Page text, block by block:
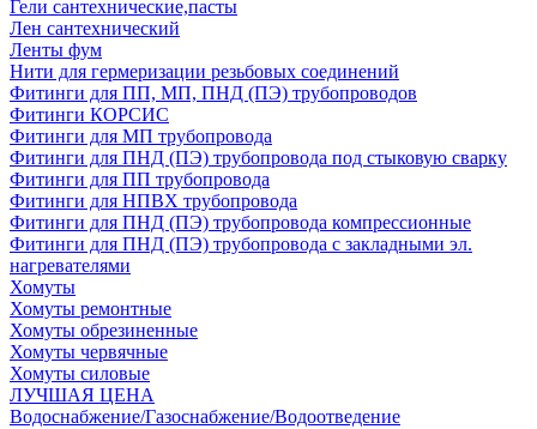
Гели сантехнические,пасты
Лен сантехнический
Ленты фум
Нити для гермеризации резьбовых соединений
Фитинги для ПП, МП, ПНД (ПЭ) трубопроводов
Фитинги КОРСИС
Фитинги для МП трубопровода
Фитинги для ПНД (ПЭ) трубопровода под стыковую сварку
Фитинги для ПП трубопровода
Фитинги для НПВХ трубопровода
Фитинги для ПНД (ПЭ) трубопровода компрессионные
Фитинги для ПНД (ПЭ) трубопровода с закладными эл.
нагревателями
Хомуты
Хомуты ремонтные
Хомуты обрезиненные
Хомуты червячные
Хомуты силовые
ЛУЧШАЯ ЦЕНА
Водоснабжение/Газоснабжение/Водоотведение